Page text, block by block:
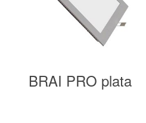
BRAI PRO plata